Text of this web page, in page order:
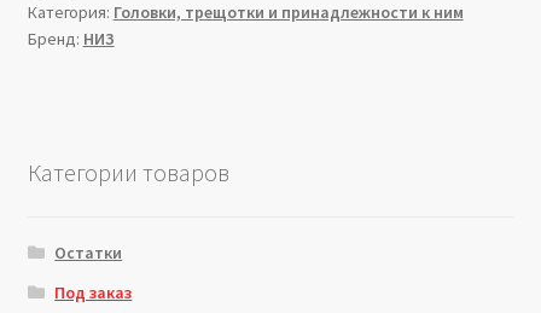
Категория: Головки, трещотки и принадлежности к ним
Бренд: НИЗ
Категории товаров
Остатки
Под заказ